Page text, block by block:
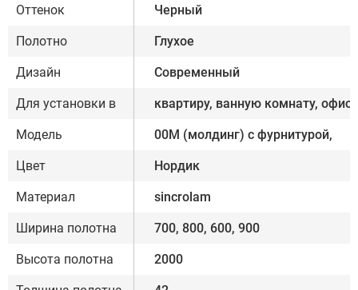
Оттенок Черный
Полотно Глухое
Дизайн Современный
Для установки в квартиру, ванную комнату, офис
Модель 00М (молдинг) с фурнитурой,
Цвет Нордик
Материал sincrolam
Ширина полотна 700, 800, 600, 900
Высота полотна 2000